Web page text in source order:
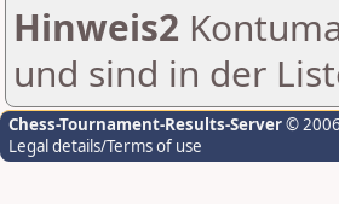
Hinweis2
und sind in der
Chess-Tournament-Results-Server©
Legal details/Terms of use